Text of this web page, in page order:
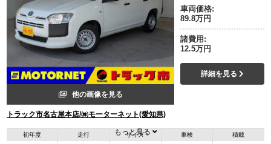
他の画像を見る
トラック市名古屋本店/㈱モーターネット(愛知県)
車両価格:
89.8万円
諸費用:
12.5万円
詳細を見る
初年度 走行 サイズ 車検 積載
もっと見る